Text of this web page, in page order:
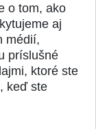
o tom, ako
aj
médií,
príslušné
ktoré ste
keď ste